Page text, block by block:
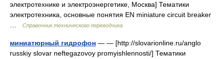
электротехнике и электроэнергетике, Москва] Тематики
электротехника, основные понятия EN miniature circuit breaker
Справочник технического переводчика
миниатюрный гидрофон — — [http://slovarionline.ru/anglo
russkiy slovar neftegazovoy promyishlennosti/] Тематики